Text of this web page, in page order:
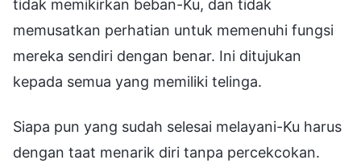
tidak memikirkan beban-Ku, dan tidak
memusatkan perhatian untuk memenuhi fungsi
mereka sendiri dengan benar. Ini ditujukan
kepada semua yang memiliki telinga.
Siapa pun yang sudah selesai melayani-Ku harus
dengan taat menarik diri tanpa percekcokan.